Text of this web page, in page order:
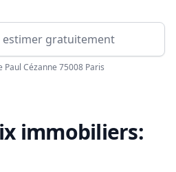
Paul Cézanne 75008 Paris
immobiliers: